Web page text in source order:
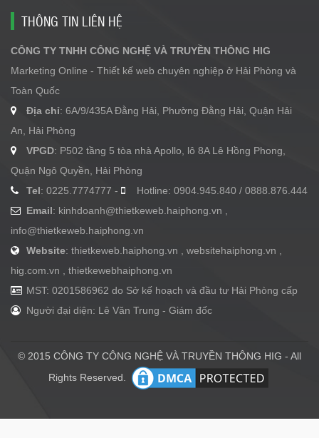
THÔNG TIN LIÊN HỆ
CÔNG TY TNHH CÔNG NGHỆ VÀ TRUYỀN THÔNG HIG
Marketing Online - Thiết kế web chuyên nghiệp ở Hải Phòng và
Toàn Quốc
Địa chỉ: 6A/9/435A Đằng Hải, Phường Đằng Hải, Quận Hải
An, Hải Phòng
VPGD: P502 tầng 5 tòa nhà Apollo, lô 8A Lê Hồng Phong,
Quận Ngô Quyền, Hải Phòng
Tel: 0225.7774777 -
Hotline: 0904.945.840 / 0888.876.444
Email: kinhdoanh@thietkeweb.haiphong.vn
info@thietkeweb.haiphong.vn
Website: thietkeweb.haiphong.vn , websitehaiphong.vn ,
hig.com.vn , thietkewebhaiphong.vn
MST: 0201586962 do Sở kế hoạch và đầu tư Hải Phòng cấp
Người đại diện: Lê Văn Trung - Giám đốc
© 2015 CÔNG TY CÔNG NGHỆ VÀ TRUYỀN THÔNG HIG - All
Rights Reserved.